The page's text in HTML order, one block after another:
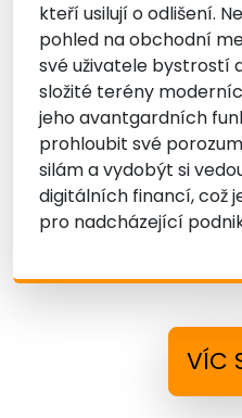
kteří usilují o odlišení.
pohled na obchodní
své uživatele bystrostí
složité terény
jeho avantgardních
prohloubit své
silám a vydobýt si
digitálních financí, což
pro nadcházející
VÍC